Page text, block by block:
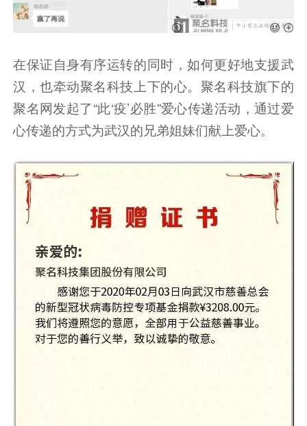
在保证自身有序运转的同时，如何更好地支援武
汉，也牵动聚名科技上下的心。聚名科技旗下的
聚名网发起了“此‘疫’必胜”爱心传递活动，通过爱
心传递的方式为武汉的兄弟姐妹们献上爱心。